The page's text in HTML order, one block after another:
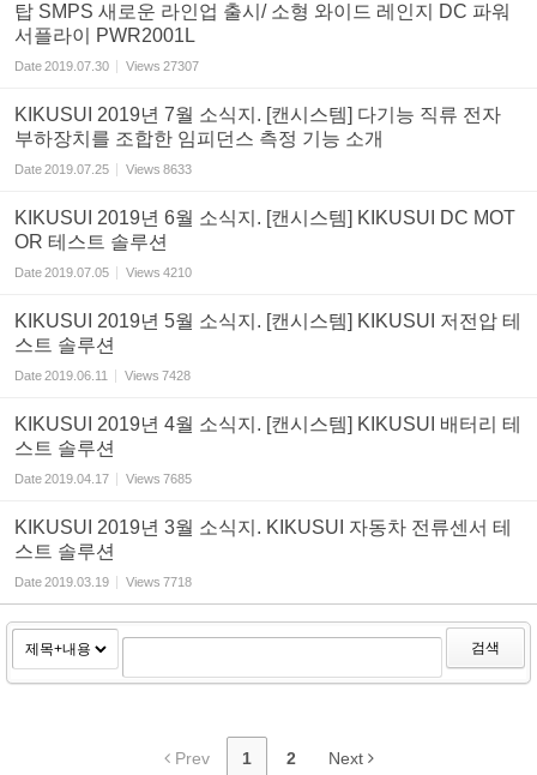
탑 SMPS 새로운 라인업 출시/ 소형 와이드 레인지 DC 파워
서플라이 PWR2001L
Date2019.07.30 Views 27307
KIKUSUI 2019년 7월 소식지. [캔시스템] 다기능 직류 전자
부하장치를 조합한 임피던스 측정 기능 소개
Date2019.07.25 Views 8633
KIKUSUI 2019년 6월 소식지. [캔시스템] KIKUSUI DC MOT
OR 테스트 솔루션
Date2019.07.05 Views 4210
KIKUSUI 2019년 5월 소식지. [캔시스템] KIKUSUI 저전압 테
스트 솔루션
Date2019.06.11 Views 7428
KIKUSUI 2019년 4월 소식지. [캔시스템] KIKUSUI 배터리 테
스트 솔루션
Date2019.04.17 Views 7685
KIKUSUI 2019년 3월 소식지. KIKUSUI 자동차 전류센서 테
스트 솔루션
Date2019.03.19 Views 7718
검색
Prev 1 2 Next